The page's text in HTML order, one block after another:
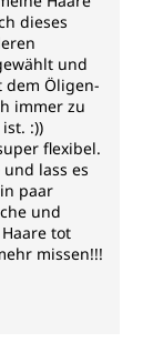
dieses
und
Öligen-
immer zu
:))
flexibel.
lass es
paar
und
tot
missen!!!